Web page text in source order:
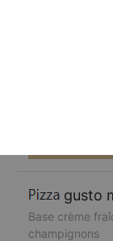
gusto
Base crème
champignons